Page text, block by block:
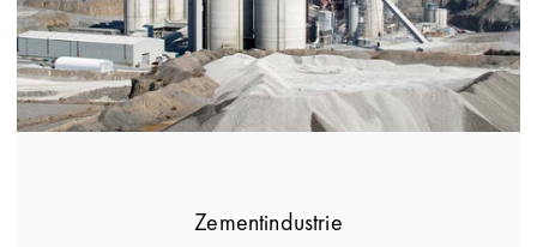
Zementindustrie